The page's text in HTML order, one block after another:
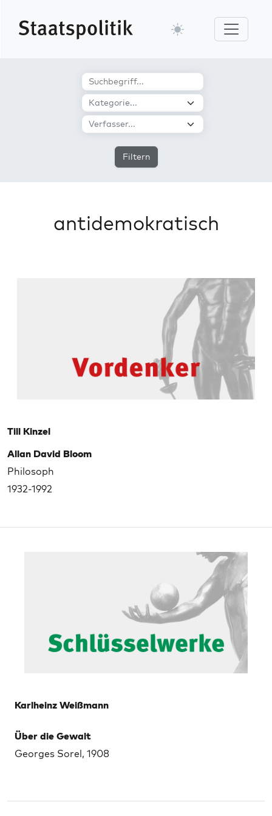
Filtern
antidemokratisch
Till Kinzel
Allan David Bloom
Philosoph
1932-1992
Karlheinz Weißmann
Über die Gewalt
Georges Sorel, 1908